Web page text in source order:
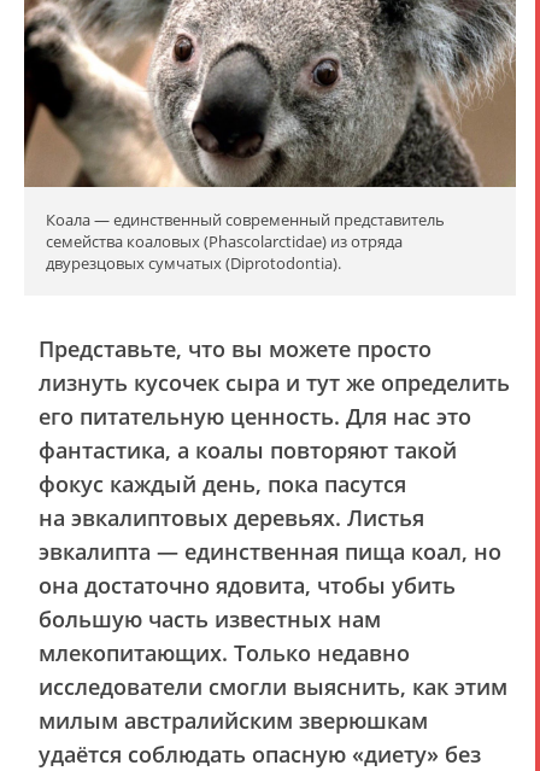
Коала — единственный современный представитель
семейства коаловых (Phascolarctidae) из отряда
двурезцовых сумчатых (Diprotodontia).
Представьте, что вы можете просто
лизнуть кусочек сыра и тут же определить
его питательную ценность. Для нас это
фантастика, а коалы повторяют такой
фокус каждый день, пока пасутся
на эвкалиптовых деревьях. Листья
эвкалипта — единственная пища коал, но
она достаточно ядовита, чтобы убить
большую часть известных нам
млекопитающих. Только недавно
исследователи смогли выяснить, как этим
милым австралийским зверюшкам
удаётся соблюдать опасную «диету» без